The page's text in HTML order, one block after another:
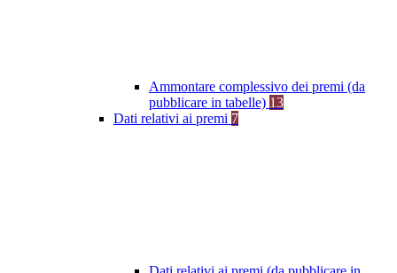
Ammontare complessivo dei premi (da
pubblicare in tabelle) 13
Dati relativi ai premi 7